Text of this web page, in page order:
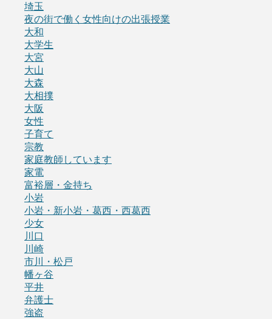
埼玉
夜の街で働く女性向けの出張授業
大和
大学生
大宮
大山
大森
大相撲
大阪
女性
子育て
宗教
家庭教師しています
家電
富裕層・金持ち
小岩
小岩・新小岩・葛西・西葛西
少女
川口
川崎
市川・松戸
幡ヶ谷
平井
弁護士
強盗